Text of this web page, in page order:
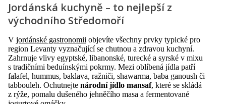
Jordánská kuchyně – to nejlepší z
východního Středomoří
V jordánské gastronomii objevíte všechny prvky typické pro
region Levanty vyznačující se chutnou a zdravou kuchyní.
Zahrnuje vlivy egyptské, libanonské, turecké a syrské v mixu
s tradičními beduínskými pokrmy. Mezi oblíbená jídla patří
falafel, hummus, baklava, ražniči, shawarma, baba ganoush či
tabbouleh. Ochutnejte národní jídlo mansaf, které se skládá
z rýže, pomalu dušeného jehněčího masa a fermentované